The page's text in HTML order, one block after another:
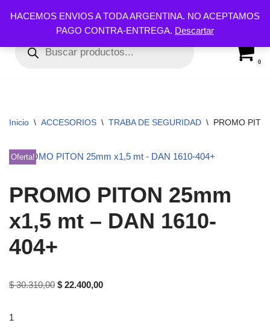
HACEMOS ENVIOS A TODA ARGENTINA. NO ACEPTAMOS
PAGO CONTRA-ENTREGA. Descartar
al
contenido
0
Inicio \ ACCESORIOS \ TRABA DE SEGURIDAD \ PROMO
Oferta!
PROMO PITON 25mm
x1,5 mt – DAN 1610-
404+
$30.310,00 $ 22.400,00
1